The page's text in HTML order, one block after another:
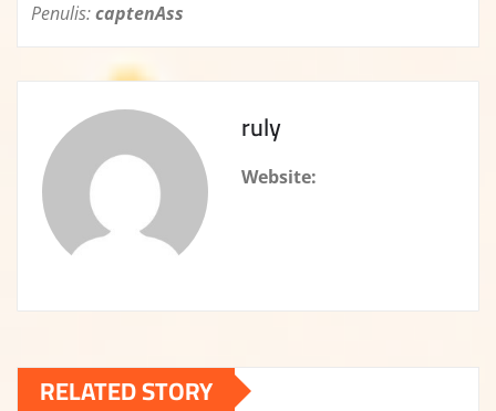
Penulis:captenAss
ruly
Website:
RELATED STORY